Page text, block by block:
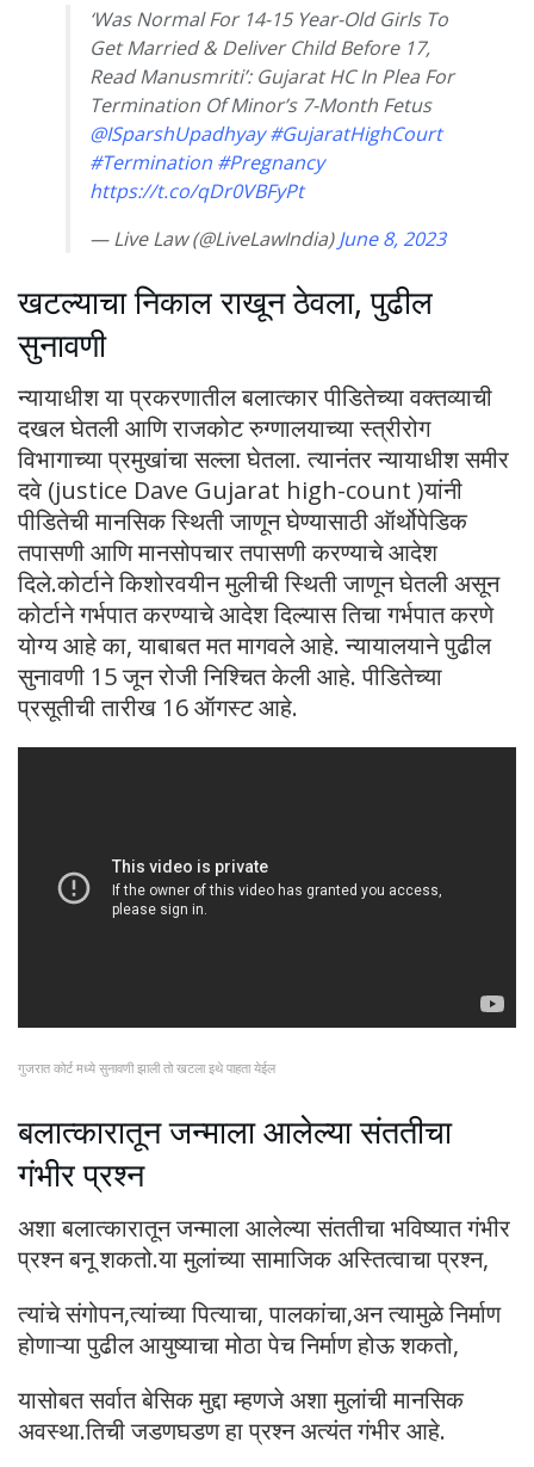
‘Was Normal For 14-15 Year-Old Girls To
Get Married & Deliver Child Before 17,
Read Manusmriti’: Gujarat HC In Plea For
Termination Of Minor’s 7-Month Fetus
@ISparshUpadhyay #GujaratHighCourt
#Termination #Pregnancy
https://t.co/qDr0VBFyPt
— Live Law (@LiveLawIndia)June 8, 2023
खटल्याचा निकाल राखून ठेवला, पुढील
सुनावणी
न्यायाधीश या प्रकरणातील बलात्कार पीडितेच्या वक्तव्याची
दखल घेतली आणि राजकोट रुग्णालयाच्या स्त्रीरोग
विभागाच्या प्रमुखांचा सल्ला घेतला. त्यानंतर न्यायाधीश समीर
दवे (justice Dave Gujarat high-count )यांनी
पीडितेची मानसिक स्थिती जाणून घेण्यासाठी ऑर्थोपेडिक
तपासणी आणि मानसोपचार तपासणी करण्याचे आदेश
दिले.कोर्टाने किशोरवयीन मुलीची स्थिती जाणून घेतली असून
कोर्टाने गर्भपात करण्याचे आदेश दिल्यास तिचा गर्भपात करणे
योग्य आहे का, याबाबत मत मागवले आहे. न्यायालयाने पुढील
सुनावणी 15 जून रोजी निश्चित केली आहे. पीडितेच्या
प्रसूतीची तारीख 16 ऑगस्ट आहे.
गुजरात कोर्ट मध्ये सुनावणी झाली तो खटला इथे पाहता येईल
बलात्कारातून जन्माला आलेल्या संततीचा
गंभीर प्रश्न
अशा बलात्कारातून जन्माला आलेल्या संततीचा भविष्यात गंभीर
प्रश्न बनू शकतो.या मुलांच्या सामाजिक अस्तित्वाचा प्रश्न,
त्यांचे संगोपन,त्यांच्या पित्याचा, पालकांचा,अन त्यामुळे निर्माण
होणाऱ्या पुढील आयुष्याचा मोठा पेच निर्माण होऊ शकतो,
यासोबत सर्वात बेसिक मुद्दा म्हणजे अशा मुलांची मानसिक
अवस्था.तिची जडणघडण हा प्रश्न अत्यंत गंभीर आहे.